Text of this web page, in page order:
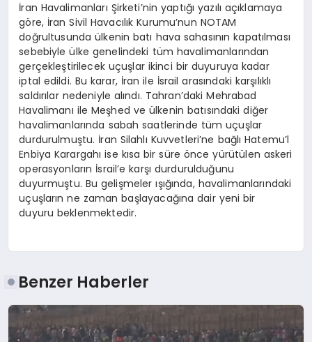
İran Havalimanları Şirketi’nin yaptığı yazılı açıklamaya
göre, İran Sivil Havacılık Kurumu’nun NOTAM
doğrultusunda ülkenin batı hava sahasının kapatılması
sebebiyle ülke genelindeki tüm havalimanlarından
gerçekleştirilecek uçuşlar ikinci bir duyuruya kadar
iptal edildi. Bu karar, İran ile İsrail arasındaki karşılıklı
saldırılar nedeniyle alındı. Tahran’daki Mehrabad
Havalimanı ile Meşhed ve ülkenin batısındaki diğer
havalimanlarında sabah saatlerinde tüm uçuşlar
durdurulmuştu. İran Silahlı Kuvvetleri’ne bağlı Hatemu’l
Enbiya Karargahı ise kısa bir süre önce yürütülen askeri
operasyonların İsrail’e karşı durdurulduğunu
duyurmuştu. Bu gelişmeler ışığında, havalimanlarındaki
uçuşların ne zaman başlayacağına dair yeni bir
duyuru beklenmektedir.
Benzer Haberler